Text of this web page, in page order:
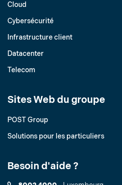
Cloud
Cybersécurité
Infrastructure client
Datacenter
Telecom
Sites Web du groupe
POST Group
Solutions pour les particuliers
Besoin d'aide ?